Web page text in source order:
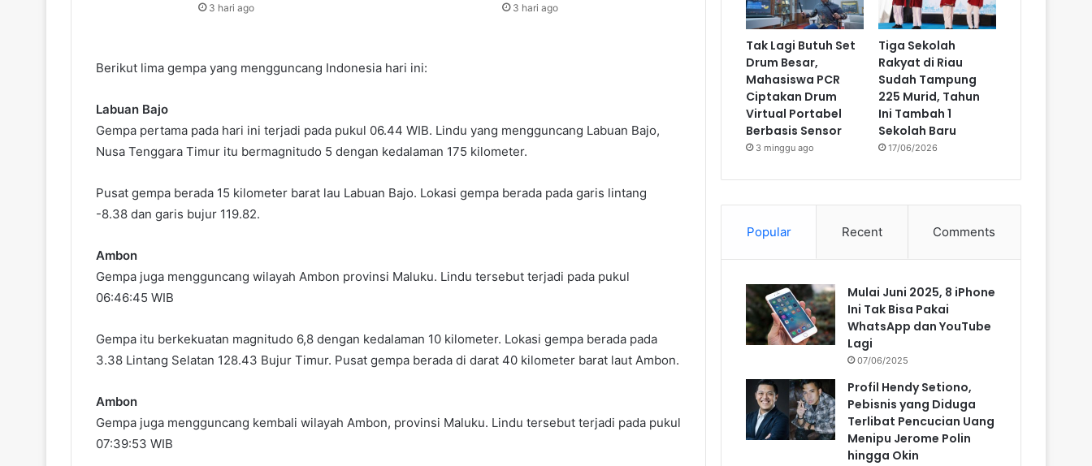
3 hari ago 3 hari ago
Berikut lima gempa yang mengguncang Indonesia hari ini:
Labuan Bajo
Gempa pertama pada hari ini terjadi pada pukul 06.44 WIB. Lindu yang mengguncang Labuan Bajo,
Nusa Tenggara Timur itu bermagnitudo 5 dengan kedalaman 175 kilometer.
Pusat gempa berada 15 kilometer barat lau Labuan Bajo. Lokasi gempa berada pada garis lintang
-8.38 dan garis bujur 119.82.
Ambon
Gempa juga mengguncang wilayah Ambon provinsi Maluku. Lindu tersebut terjadi pada pukul
06:46:45 WIB
Gempa itu berkekuatan magnitudo 6,8 dengan kedalaman 10 kilometer. Lokasi gempa berada pada
3.38 Lintang Selatan 128.43 Bujur Timur. Pusat gempa berada di darat 40 kilometer barat laut Ambon.
Ambon
Gempa juga mengguncang kembali wilayah Ambon, provinsi Maluku. Lindu tersebut terjadi pada pukul
07:39:53 WIB
Tak Lagi Butuh Set
Drum Besar,
Mahasiswa PCR
Ciptakan Drum
Virtual Portabel
Berbasis Sensor
3 minggu ago
Tiga Sekolah
Rakyat di Riau
Sudah Tampung
225 Murid, Tahun
Ini Tambah 1
Sekolah Baru
17/06/2026
Popular Recent Comments
Mulai Juni 2025, 8 iPhone
Ini Tak Bisa Pakai
WhatsApp dan YouTube
Lagi
07/06/2025
Profil Hendy Setiono,
Pebisnis yang Diduga
Terlibat Pencucian Uang
Menipu Jerome Polin
hingga Okin